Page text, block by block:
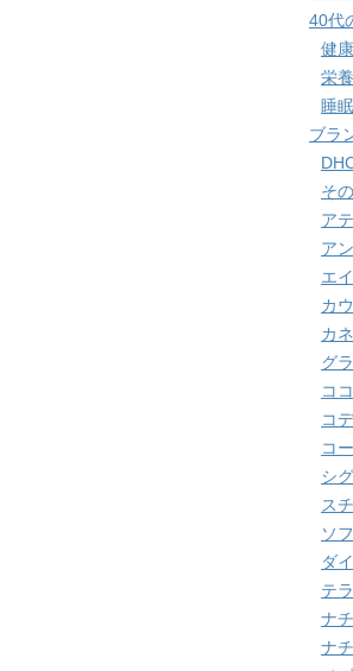
40代
健
栄
睡眠
ブラ
そ
ア
ア
エ
カ
カ
グ
コ
コ
コ
シ
ス
ソ
ダ
テ
ナ
ナ